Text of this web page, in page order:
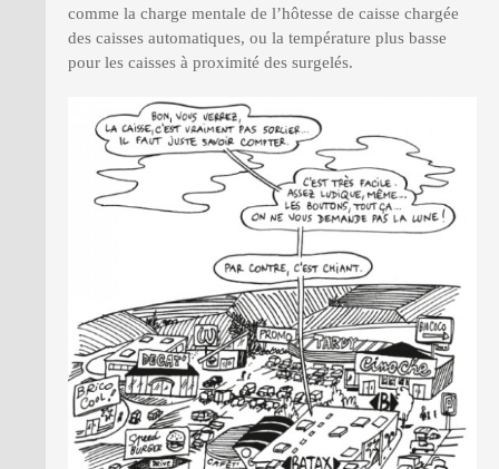
comme la charge mentale de l’hôtesse de caisse chargée
des caisses automatiques, ou la température plus basse
pour les caisses à proximité des surgelés.